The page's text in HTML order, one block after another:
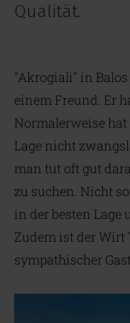
Qualität.
"Akrogiali" in
einem Freund. Er
Normalerweise
Lage nicht
man tut oft gut
zu suchen. Nicht
in der besten Lage
Zudem ist der Wirt
sympathischer